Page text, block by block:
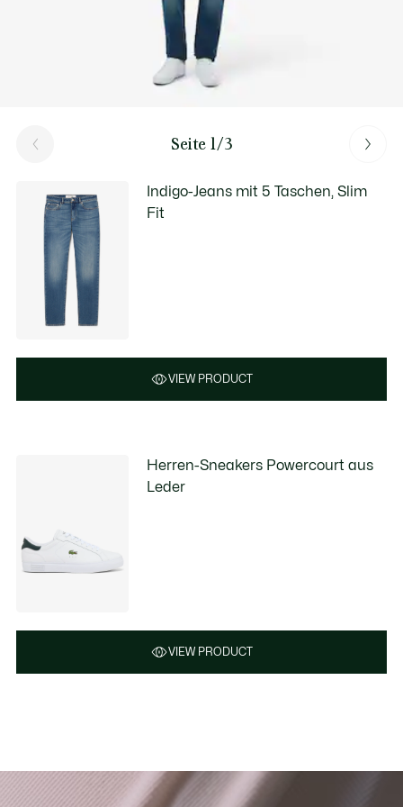
Seite 1/3
Indigo-Jeans mit 5 Taschen, Slim
Fit
VIEW PRODUCT
Herren-Sneakers Powercourt aus
Leder
VIEW PRODUCT